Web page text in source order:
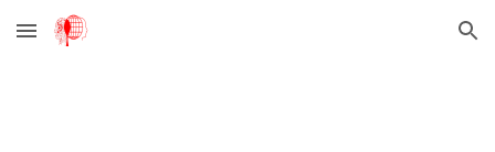
Skip to main content Skip to navigation